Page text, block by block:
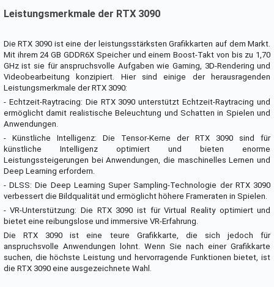
Leistungsmerkmale der RTX 3090
Die RTX 3090 ist eine der leistungsstärksten Grafikkarten auf dem Markt.
Mit ihrem 24 GB GDDR6X Speicher und einem Boost-Takt von bis zu 1,70
GHz ist sie für anspruchsvolle Aufgaben wie Gaming, 3D-Rendering und
Videobearbeitung konzipiert. Hier sind einige der herausragenden
Leistungsmerkmale der RTX 3090:
- Echtzeit-Raytracing: Die RTX 3090 unterstützt Echtzeit-Raytracing und
ermöglicht damit realistische Beleuchtung und Schatten in Spielen und
Anwendungen.
- Künstliche Intelligenz: Die Tensor-Kerne der RTX 3090 sind für
künstliche Intelligenz optimiert und bieten enorme
Leistungssteigerungen bei Anwendungen, die maschinelles Lernen und
Deep Learning erfordern.
- DLSS: Die Deep Learning Super Sampling-Technologie der RTX 3090
verbessert die Bildqualität und ermöglicht höhere Frameraten in Spielen.
- VR-Unterstützung: Die RTX 3090 ist für Virtual Reality optimiert und
bietet eine reibungslose und immersive VR-Erfahrung.
Die RTX 3090 ist eine teure Grafikkarte, die sich jedoch für
anspruchsvolle Anwendungen lohnt. Wenn Sie nach einer Grafikkarte
suchen, die höchste Leistung und hervorragende Funktionen bietet, ist
die RTX 3090 eine ausgezeichnete Wahl.